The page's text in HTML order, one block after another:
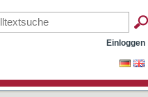
Einloggen